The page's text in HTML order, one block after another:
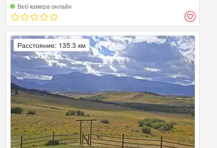
Веб‑камера онлайн
Расстояние: 135.3 км